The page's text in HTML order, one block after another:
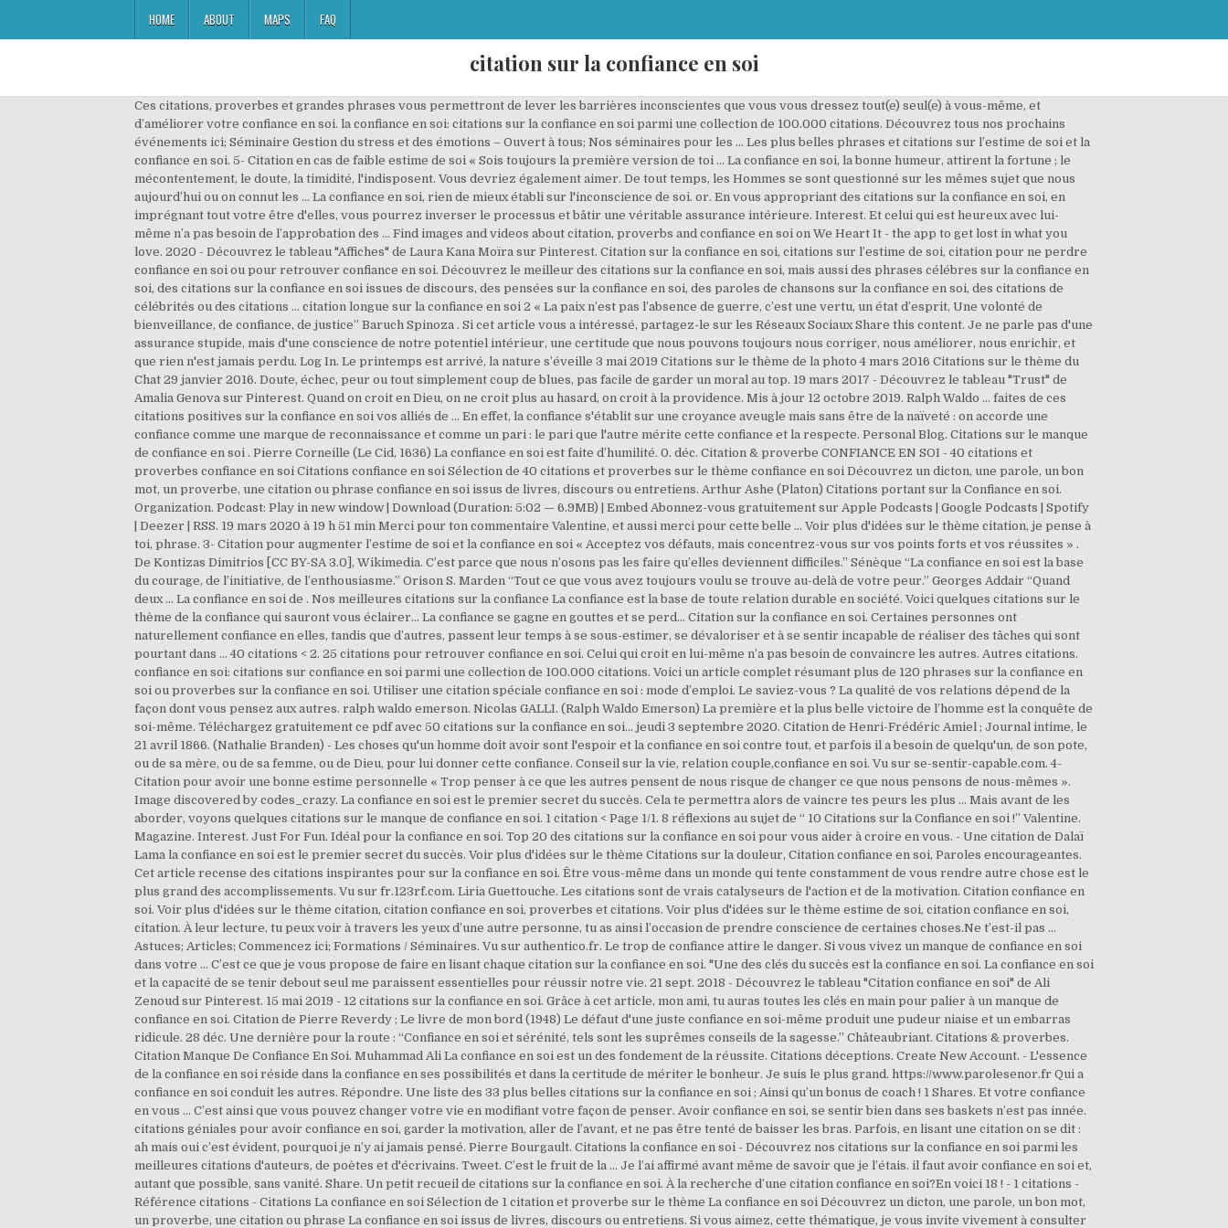
HOME ABOUT MAPS FAQ
citation sur la confiance en soi
Ces citations, proverbes et grandes phrases vous permettront de lever les barrières inconscientes que vous vous dressez tout(e) seul(e) à vous-même, et d’améliorer votre confiance en soi. la confiance en soi: citations sur la confiance en soi parmi une collection de 100.000 citations. Découvrez tous nos prochains événements ici; Séminaire Gestion du stress et des émotions – Ouvert à tous; Nos séminaires pour les … Les plus belles phrases et citations sur l’estime de soi et la confiance en soi. 5- Citation en cas de faible estime de soi « Sois toujours la première version de toi … La confiance en soi, la bonne humeur, attirent la fortune ; le mécontentement, le doute, la timidité, l'indisposent. Vous devriez également aimer. De tout temps, les Hommes se sont questionné sur les mêmes sujet que nous aujourd’hui ou on connut les … La confiance en soi, rien de mieux établi sur l'inconscience de soi. or. En vous appropriant des citations sur la confiance en soi, en imprégnant tout votre être d'elles, vous pourrez inverser le processus et bâtir une véritable assurance intérieure. Interest. Et celui qui est heureux avec lui-même n’a pas besoin de l’approbation des … Find images and videos about citation, proverbs and confiance en soi on We Heart It - the app to get lost in what you love. 2020 - Découvrez le tableau "Affiches" de Laura Kana Moïra sur Pinterest. Citation sur la confiance en soi, citations sur l’estime de soi, citation pour ne perdre confiance en soi ou pour retrouver confiance en soi. Découvrez le meilleur des citations sur la confiance en soi, mais aussi des phrases célébres sur la confiance en soi, des citations sur la confiance en soi issues de discours, des pensées sur la confiance en soi, des paroles de chansons sur la confiance en soi, des citations de célébrités ou des citations … citation longue sur la confiance en soi 2 « La paix n’est pas l’absence de guerre, c’est une vertu, un état d’esprit, Une volonté de bienveillance, de confiance, de justice” Baruch Spinoza . Si cet article vous a intéressé, partagez-le sur les Réseaux Sociaux Share this content. Je ne parle pas d'une assurance stupide, mais d'une conscience de notre potentiel intérieur, une certitude que nous pouvons toujours nous corriger, nous améliorer, nous enrichir, et que rien n'est jamais perdu. Log In. Le printemps est arrivé, la nature s’éveille 3 mai 2019 Citations sur le thème de la photo 4 mars 2016 Citations sur le thème du Chat 29 janvier 2016. Doute, échec, peur ou tout simplement coup de blues, pas facile de garder un moral au top. 19 mars 2017 - Découvrez le tableau "Trust" de Amalia Genova sur Pinterest. Quand on croit en Dieu, on ne croit plus au hasard, on croit à la providence. Mis à jour 12 octobre 2019. Ralph Waldo … faites de ces citations positives sur la confiance en soi vos alliés de … En effet, la confiance s'établit sur une croyance aveugle mais sans être de la naïveté : on accorde une confiance comme une marque de reconnaissance et comme un pari : le pari que l'autre mérite cette confiance et la respecte. Personal Blog. Citations sur le manque de confiance en soi . Pierre Corneille (Le Cid, 1636) La confiance en soi est faite d’humilité. 0. déc. Citation & proverbe CONFIANCE EN SOI - 40 citations et proverbes confiance en soi Citations confiance en soi Sélection de 40 citations et proverbes sur le thème confiance en soi Découvrez un dicton, une parole, un bon mot, un proverbe, une citation ou phrase confiance en soi issus de livres, discours ou entretiens. Arthur Ashe (Platon) Citations portant sur la Confiance en soi. Organization. Podcast: Play in new window | Download (Duration: 5:02 — 6.9MB) | Embed Abonnez-vous gratuitement sur Apple Podcasts | Google Podcasts | Spotify | Deezer | RSS. 19 mars 2020 à 19 h 51 min Merci pour ton commentaire Valentine, et aussi merci pour cette belle … Voir plus d'idées sur le thème citation, je pense à toi, phrase. 3- Citation pour augmenter l’estime de soi et la confiance en soi « Acceptez vos défauts, mais concentrez-vous sur vos points forts et vos réussites » . De Kontizas Dimitrios [CC BY-SA 3.0], Wikimedia. C’est parce que nous n’osons pas les faire qu’elles deviennent difficiles.” Sénèque “La confiance en soi est la base du courage, de l’initiative, de l’enthousiasme.” Orison S. Marden “Tout ce que vous avez toujours voulu se trouve au-delà de votre peur.” Georges Addair “Quand deux … La confiance en soi de . Nos meilleures citations sur la confiance La confiance est la base de toute relation durable en société. Voici quelques citations sur le thème de la confiance qui sauront vous éclairer… La confiance se gagne en gouttes et se perd… Citation sur la confiance en soi. Certaines personnes ont naturellement confiance en elles, tandis que d’autres, passent leur temps à se sous-estimer, se dévaloriser et à se sentir incapable de réaliser des tâches qui sont pourtant dans … 40 citations < 2. 25 citations pour retrouver confiance en soi. Celui qui croit en lui-même n’a pas besoin de convaincre les autres. Autres citations. confiance en soi: citations sur confiance en soi parmi une collection de 100.000 citations. Voici un article complet résumant plus de 120 phrases sur la confiance en soi ou proverbes sur la confiance en soi. Utiliser une citation spéciale confiance en soi : mode d’emploi. Le saviez-vous ? La qualité de vos relations dépend de la façon dont vous pensez aux autres. ralph waldo emerson. Nicolas GALLI. (Ralph Waldo Emerson) La première et la plus belle victoire de l’homme est la conquête de soi-même. Téléchargez gratuitement ce pdf avec 50 citations sur la confiance en soi... jeudi 3 septembre 2020. Citation de Henri-Frédéric Amiel ; Journal intime, le 21 avril 1866. (Nathalie Branden) - Les choses qu'un homme doit avoir sont l'espoir et la confiance en soi contre tout, et parfois il a besoin de quelqu'un, de son pote, ou de sa mère, ou de sa femme, ou de Dieu, pour lui donner cette confiance. Conseil sur la vie, relation couple,confiance en soi. Vu sur se-sentir-capable.com. 4- Citation pour avoir une bonne estime personnelle « Trop penser à ce que les autres pensent de nous risque de changer ce que nous pensons de nous-mêmes ». Image discovered by codes_crazy. La confiance en soi est le premier secret du succès. Cela te permettra alors de vaincre tes peurs les plus … Mais avant de les aborder, voyons quelques citations sur le manque de confiance en soi. 1 citation < Page 1/1. 8 réflexions au sujet de “ 10 Citations sur la Confiance en soi !” Valentine. Magazine. Interest. Just For Fun. Idéal pour la confiance en soi. Top 20 des citations sur la confiance en soi pour vous aider à croire en vous. - Une citation de Dalaï Lama la confiance en soi est le premier secret du succès. Voir plus d'idées sur le thème Citations sur la douleur, Citation confiance en soi, Paroles encourageantes. Cet article recense des citations inspirantes pour sur la confiance en soi. Être vous-même dans un monde qui tente constamment de vous rendre autre chose est le plus grand des accomplissements. Vu sur fr.123rf.com. Liria Guettouche. Les citations sont de vrais catalyseurs de l'action et de la motivation. Citation confiance en soi. Voir plus d'idées sur le thème citation, citation confiance en soi, proverbes et citations. Voir plus d'idées sur le thème estime de soi, citation confiance en soi, citation. À leur lecture, tu peux voir à travers les yeux d’une autre personne, tu as ainsi l’occasion de prendre conscience de certaines choses.Ne t’est-il pas … Astuces; Articles; Commencez ici; Formations / Séminaires. Vu sur authentico.fr. Le trop de confiance attire le danger. Si vous vivez un manque de confiance en soi dans votre … C’est ce que je vous propose de faire en lisant chaque citation sur la confiance en soi. "Une des clés du succès est la confiance en soi. La confiance en soi et la capacité de se tenir debout seul me paraissent essentielles pour réussir notre vie. 21 sept. 2018 - Découvrez le tableau "Citation confiance en soi" de Ali Zenoud sur Pinterest. 15 mai 2019 - 12 citations sur la confiance en soi. Grâce à cet article, mon ami, tu auras toutes les clés en main pour palier à un manque de confiance en soi. Citation de Pierre Reverdy ; Le livre de mon bord (1948) Le défaut d'une juste confiance en soi-même produit une pudeur niaise et un embarras ridicule. 28 déc. Une dernière pour la route : “Confiance en soi et sérénité, tels sont les suprêmes conseils de la sagesse.” Châteaubriant. Citations & proverbes. Citation Manque De Confiance En Soi. Muhammad Ali La confiance en soi est un des fondement de la réussite. Citations déceptions. Create New Account. - L'essence de la confiance en soi réside dans la confiance en ses possibilités et dans la certitude de mériter le bonheur. Je suis le plus grand. https://www.parolesenor.fr Qui a confiance en soi conduit les autres. Répondre. Une liste des 33 plus belles citations sur la confiance en soi ; Ainsi qu’un bonus de coach ! 1 Shares. Et votre confiance en vous … C’est ainsi que vous pouvez changer votre vie en modifiant votre façon de penser. Avoir confiance en soi, se sentir bien dans ses baskets n’est pas innée. citations géniales pour avoir confiance en soi, garder la motivation, aller de l’avant, et ne pas être tenté de baisser les bras. Parfois, en lisant une citation on se dit : ah mais oui c’est évident, pourquoi je n’y ai jamais pensé. Pierre Bourgault. Citations la confiance en soi - Découvrez nos citations sur la confiance en soi parmi les meilleures citations d'auteurs, de poètes et d'écrivains. Tweet. C’est le fruit de la … Je l’ai affirmé avant même de savoir que je l’étais. il faut avoir confiance en soi et, autant que possible, sans vanité. Share. Un petit recueil de citations sur la confiance en soi. À la recherche d’une citation confiance en soi?En voici 18 ! - 1 citations - Référence citations - Citations La confiance en soi Sélection de 1 citation et proverbe sur le thème La confiance en soi Découvr